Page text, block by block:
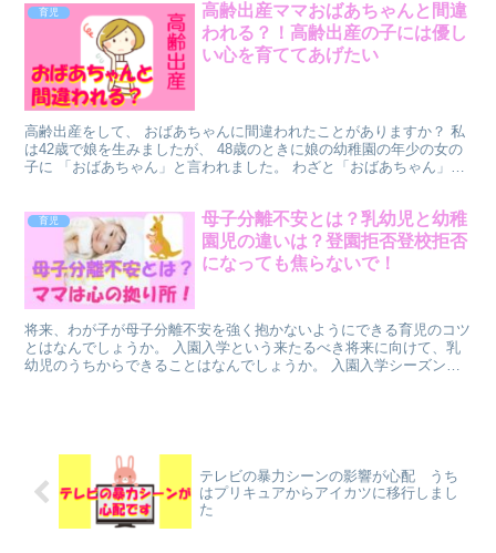
育児
高齢出産ママおばあちゃんと間違
われる？！高齢出産の子には優し
い心を育ててあげたい
高齢出産をして、 おばあちゃんに間違われたことがありますか？ 私
は42歳で娘を生みましたが、 48歳のときに娘の幼稚園の年少の女の
子に 「おばあちゃん」と言われました。 わざと「おばあちゃん」と
育児
母子分離不安とは？乳幼児と幼稚
園児の違いは？登園拒否登校拒否
になっても焦らないで！
将来、わが子が母子分離不安を強く抱かないようにできる育児のコツ
とはなんでしょうか。 入園入学という来たるべき将来に向けて、乳
幼児のうちからできることはなんでしょうか。 入園入学シーズンが
テレビの暴力シーンの影響が心配 うち
はプリキュアからアイカツに移行しまし
た